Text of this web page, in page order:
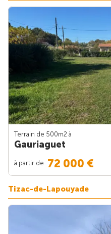
Terrain de 500m2 à
Gauriaguet
à partir de 72 000 €
Tizac-de-Lapouyade